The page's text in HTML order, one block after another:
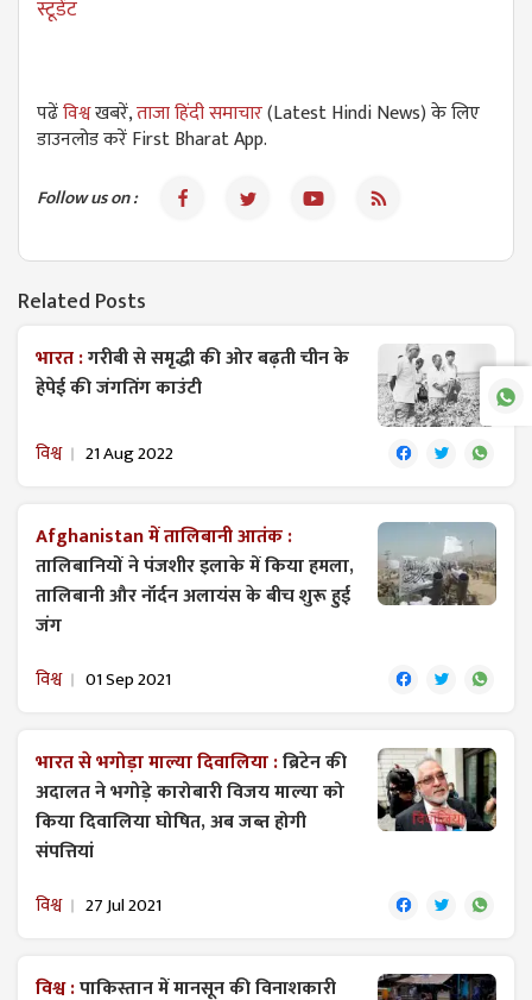
स्टूडेंट
पढेंविश्वखबरें,ताजा हिंदी समाचार(Latest Hindi News) के लिए
डाउनलोड करें First Bharat App.
Follow us on :
Related Posts
भारत :गरीबी से समृद्धी की ओर बढ़ती चीन के
हेपेई की जंगतिंग काउंटी
विश्व 21 Aug 2022
Afghanistan में तालिबानी आतंक :
तालिबानियों ने पंजशीर इलाके में किया हमला,
तालिबानी और नॉर्दन अलायंस के बीच शुरू हुई
जंग
विश्व 01 Sep 2021
भारत से भगोड़ा माल्या दिवालिया :ब्रिटेन की
अदालत ने भगोड़े कारोबारी विजय माल्या को
किया दिवालिया घोषित, अब जब्त होगी
संपत्तियां
विश्व 27 Jul 2021
विश्व :पाकिस्तान में मानसून की विनाशकारी